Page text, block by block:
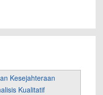
Kesejahteraan
Kualitatif